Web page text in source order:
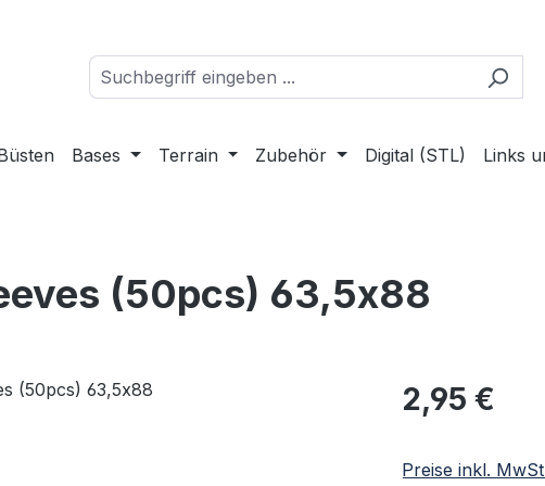
Bases Terrain Zubehör Digital (STL) Links
(50pcs) 63,5x88
Regulärer Preis:
2,95 €
Preise inkl.